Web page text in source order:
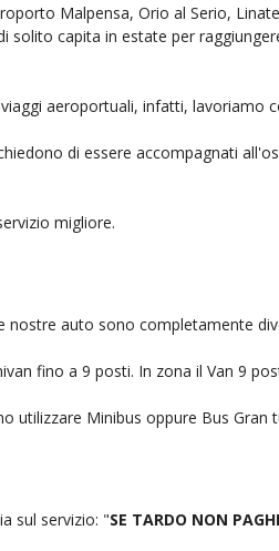
Malpensa, Orio al Serio,
capita in estate per
aeroportuali, infatti, lavoriamo
di essere accompagnati
migliore.
nostre auto sono completamente
fino a 9 posti. In zona il Van 9
utilizzare Minibus oppure Bus Gran
sul servizio: "SE TARDO NON